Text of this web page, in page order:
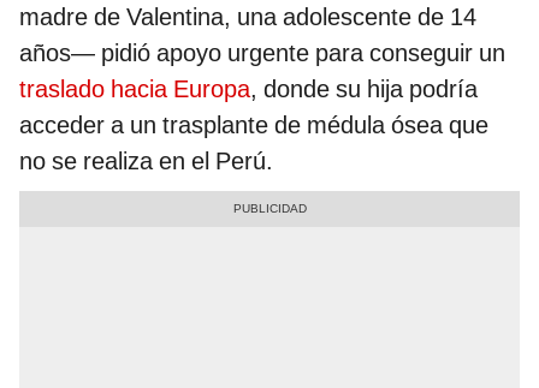
madre de Valentina, una adolescente de 14
años— pidió apoyo urgente para conseguir un
traslado hacia Europa, donde su hija podría
acceder a un trasplante de médula ósea que
no se realiza en el Perú.